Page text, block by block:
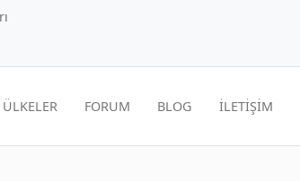
ÜLKELER FORUM BLOG İLETİŞİM